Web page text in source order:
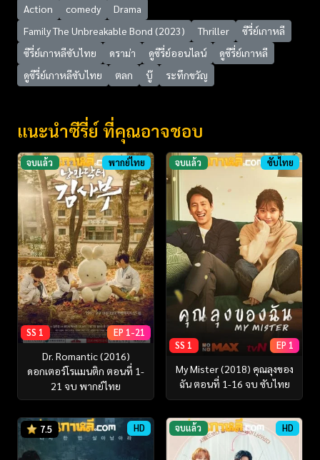
Action comedy
Drama
Family The Unbreakable Bond (2023)
Thriller
ซีรี่ย์เกาหลี
ซีรี่ย์เกาหลีซับไทย
ดราม่า ดูซีรี่ย์ออนไลน์
ดูซีรี่ย์เกาหลี
ดูซีรี่ย์เกาหลีซับไทย
ตลก บู๊ ระทึกขวัญ
แนะนำซีรี่ย์ ที่คุณอาจชอบ
จบแล้ว พากย์ไทย
SS 1 EP 1-21
Dr. Romantic (2016)
ดอกเตอร์โรแมนติก ตอนที่ 1-
21 จบ พากย์ไทย
จบแล้ว ซับไทย
SS 1 EP 1
My Mister (2018) คุณลุงของ
ฉัน ตอนที่ 1-16 จบ ซับไทย
7.5 HD จบแล้ว HD